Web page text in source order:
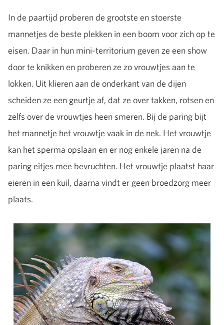
In de paartijd proberen de grootste en stoerste
mannetjes de beste plekken in een boom voor zich op te
eisen. Daar in hun mini-territorium geven ze een show
door te knikken en proberen ze zo vrouwtjes aan te
lokken. Uit klieren aan de onderkant van de dijen
scheiden ze een geurtje af, dat ze over takken, rotsen en
zelfs over de vrouwtjes heen smeren. Bij de paring bijt
het mannetje het vrouwtje vaak in de nek. Het vrouwtje
kan het sperma opslaan en er nog enkele jaren na de
paring eitjes mee bevruchten. Het vrouwtje plaatst haar
eieren in een kuil, daarna vindt er geen broedzorg meer
plaats.